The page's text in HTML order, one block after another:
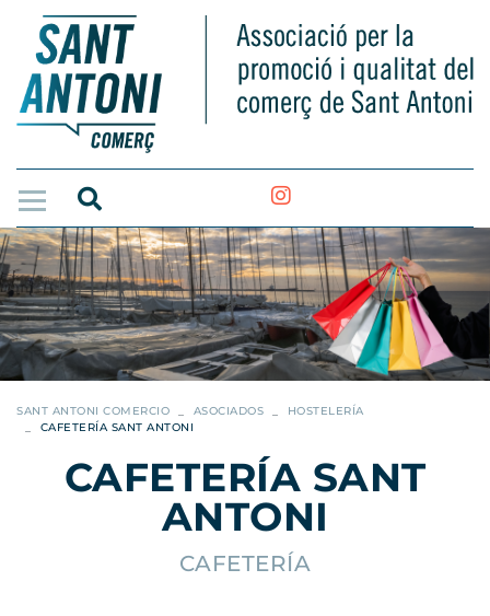
SANT ANTONI COMERCIO ASOCIADOS
HOSTELERÍA
CAFETERÍA SANT ANTONI
CAFETERÍA SANT
ANTONI
CAFETERÍA